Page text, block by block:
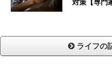
対策【専門
ライフの